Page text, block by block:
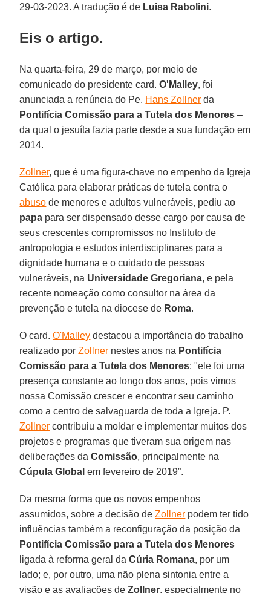
29-03-2023. A tradução é de Luisa Rabolini.
Eis o artigo.
Na quarta-feira, 29 de março, por meio de
comunicado do presidente card.O'Malley, foi
anunciada a renúncia do Pe. Hans Zollner da
Pontifícia Comissão para a Tutela dos Menores –
da qual o jesuíta fazia parte desde a sua fundação em
2014.
Zollner, que é uma figura-chave no empenho da Igreja
Católica para elaborar práticas de tutela contra o
abuso de menores e adultos vulneráveis, pediu ao
papa para ser dispensado desse cargo por causa de
seus crescentes compromissos no Instituto de
antropologia e estudos interdisciplinares para a
dignidade humana e o cuidado de pessoas
vulneráveis, na Universidade Gregoriana, e pela
recente nomeação como consultor na área da
prevenção e tutela na diocese de Roma.
O card.O'Malley destacou a importância do trabalho
realizado porZollner nestes anos na Pontifícia
Comissão para a Tutela dos Menores: "ele foi uma
presença constante ao longo dos anos, pois vimos
nossa Comissão crescer e encontrar seu caminho
como a centro de salvaguarda de toda a Igreja. P.
Zollner contribuiu a moldar e implementar muitos dos
projetos e programas que tiveram sua origem nas
deliberações daComissão, principalmente na
Cúpula Global em fevereiro de 2019”.
Da mesma forma que os novos empenhos
assumidos, sobre a decisão deZollner podem ter tido
influências também a reconfiguração da posição da
Pontifícia Comissão para a Tutela dos Menores
ligada à reforma geral daCúria Romana, por um
lado; e, por outro, uma não plena sintonia entre a
visão e as avaliações deZollner, especialmente no